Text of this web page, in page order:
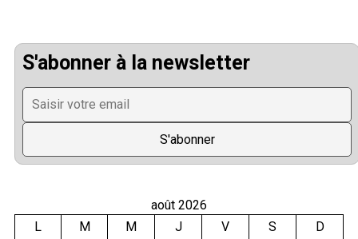
S'abonner à la newsletter
août 2026
L
M M J V S
D